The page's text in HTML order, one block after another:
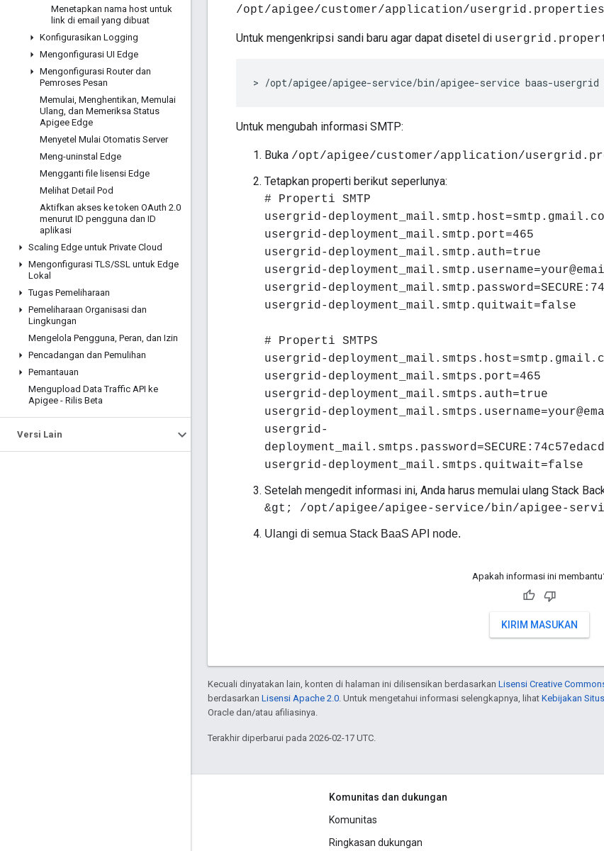
Menetapkan nama host untuk
link di email yang dibuat
Konfigurasikan Logging
Mengonfigurasi UI Edge
Mengonfigurasi Router dan
Pemroses Pesan
Memulai, Menghentikan, Memulai
Ulang, dan Memeriksa Status
Apigee Edge
Menyetel Mulai Otomatis Server
Meng-uninstal Edge
Mengganti file lisensi Edge
Melihat Detail Pod
Aktifkan akses ke token OAuth 2.0
menurut ID pengguna dan ID
aplikasi
Scaling Edge untuk Private Cloud
Mengonfigurasi TLS/SSL untuk Edge
Lokal
Tugas Pemeliharaan
Pemeliharaan Organisasi dan
Lingkungan
Mengelola Pengguna, Peran, dan Izin
Pencadangan dan Pemulihan
Pemantauan
Mengupload Data Traffic API ke
Apigee - Rilis Beta
Versi Lain
/opt/apigee/customer/application/usergrid.properties
Untuk mengenkripsi sandi baru agar dapat disetel di
> /opt/apigee/apigee-service/bin/apigee-service baas-usergrid
Untuk mengubah informasi SMTP:
Buka /opt/apigee/customer/application/
Tetapkan properti berikut seperlunya:
# Properti SMTP
usergrid-
usergrid-deployment_mail.smtp.port=465
usergrid-deployment_mail.smtp.auth=true
usergrid-
usergrid-
usergrid-deployment_mail.smtp.quitwait=false
# Properti SMTPS
usergrid-
usergrid-deployment_mail.smtps.port=465
usergrid-deployment_mail.smtps.auth=true
usergrid-
usergrid-
usergrid-deployment_mail.smtps.quitwait=false
Setelah mengedit informasi ini, Anda harus memulai ulang Stack
&gt; /opt/apigee/apigee-service/bin/apigee-
Ulangi di semua Stack BaaS API node.
Apakah informasi ini
KIRIM MASUKAN
Kecuali dinyatakan lain, konten di halaman ini dilisensikan berdasarkan Lisensi Creative
berdasarkan Lisensi Apache 2.0. Untuk mengetahui informasi selengkapnya, lihat Kebijakan
Oracle dan/atau afiliasinya.
Terakhir diperbarui pada 2026-02-17 UTC.
Komunitas dan dukungan
Komunitas
Ringkasan dukungan